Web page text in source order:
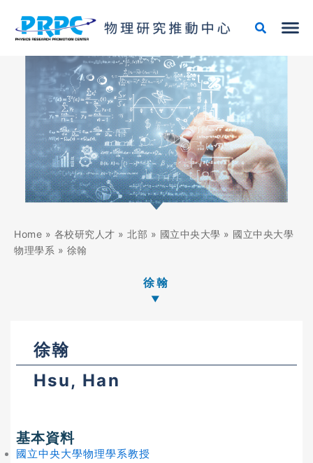
Home » 各校研究人才 » 北部 » 國立中央大學 » 國立中央大學
物理學系 » 徐翰
徐翰
徐翰
Hsu, Han
基本資料
國立中央大學物理學系教授